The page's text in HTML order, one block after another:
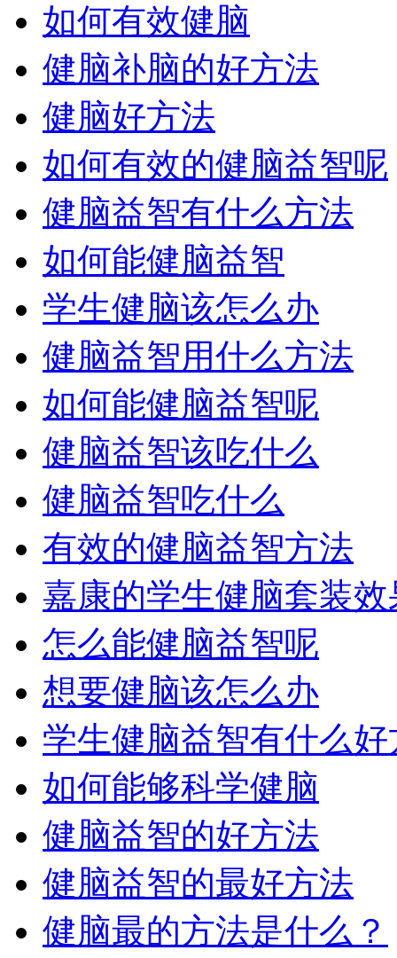
如何有效健脑
健脑补脑的好方法
健脑好方法
如何有效的健脑益智呢
健脑益智有什么方法
如何能健脑益智
学生健脑该怎么办
健脑益智用什么方法
如何能健脑益智呢
健脑益智该吃什么
健脑益智吃什么
有效的健脑益智方法
嘉康的学生健脑套装
怎么能健脑益智呢
想要健脑该怎么办
学生健脑益智有什么好
如何能够科学健脑
健脑益智的好方法
健脑益智的最好方法
健脑最的方法是什么？